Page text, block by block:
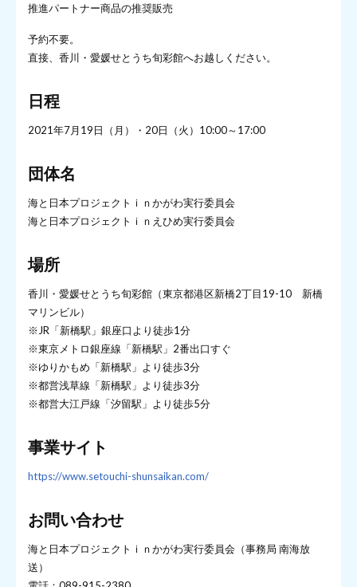
推進パートナー商品の推奨販売
予約不要。
直接、香川・愛媛せとうち旬彩館へお越しください。
日程
2021年7月19日（月）・20日（火）10:00～17:00
団体名
海と日本プロジェクトｉｎかがわ実行委員会
海と日本プロジェクトｉｎえひめ実行委員会
場所
香川・愛媛せとうち旬彩館（東京都港区新橋2丁目19-10 新橋
マリンビル）
※JR「新橋駅」銀座口より徒歩1分
※東京メトロ銀座線「新橋駅」2番出口すぐ
※ゆりかもめ「新橋駅」より徒歩3分
※都営浅草線「新橋駅」より徒歩3分
※都営大江戸線「汐留駅」より徒歩5分
事業サイト
https://www.setouchi-shunsaikan.com/
お問い合わせ
海と日本プロジェクトｉｎかがわ実行委員会（事務局 南海放
送）